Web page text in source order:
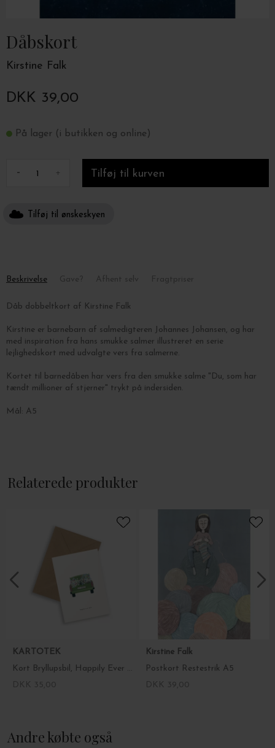
Dåbskort
Kirstine Falk
DKK 39,00
På lager (i butikken og online)
- +
Tilføj til ønskeskyen
Beskrivelse
Dåb dobbeltkort af Kirstine Falk
Kirstine er barnebarn af salmedigteren Johannes Johansen, og har
med inspiration fra hans smukke salmer illustreret en serie
lejlighedskort med udvalgte vers fra salmerne.
Kortet til barnedåben har vers fra den smukke salme "Du, som har
tændt millioner af stjerner" trykt på indersiden.
Mål: A5
Relaterede produkter
KARTOTEK
Kort Bryllupsbil, Happily Ever After
Kirstine Falk
Postkort Restestrik A5
Andre købte også